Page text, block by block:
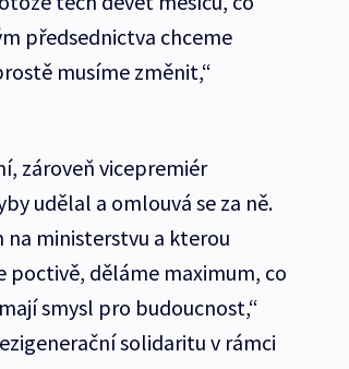
předsednictva chceme
musíme změnit,“
zároveň vicepremiér
udělal a omlouvá se za ně.
na ministerstvu a kterou
poctivě, děláme maximum, co
smysl pro budoucnost,“
solidaritu v rámci